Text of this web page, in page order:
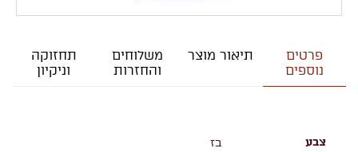
פרטים
נוספים
תיאור מוצר
משלוחים
והחזרות
תחזוקה
וניקיון
צבע בז